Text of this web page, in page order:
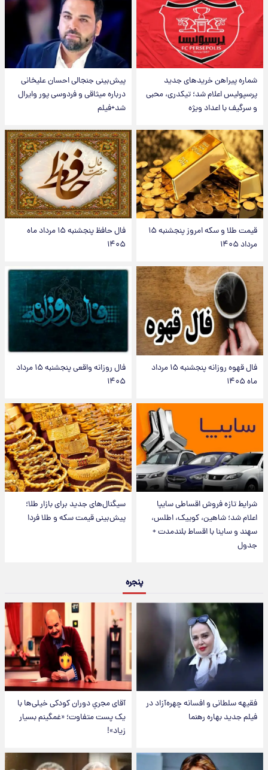
شماره پیراهن خریدهای جدید
پرسپولیس اعلام شد؛ تیکدری، محبی
و سرگیف با اعداد ویژه
پیش‌بینی جنجالی احسان علیخانی
درباره میثاقی و فردوسی پور وایرال
شد+فیلم
قیمت طلا و سکه امروز پنجشنبه ۱۵
مرداد ۱۴۰۵
فال حافظ پنجشنبه ۱۵ مرداد ماه
۱۴۰۵
فال قهوه روزانه پنجشنبه ۱۵ مرداد
ماه ۱۴۰۵
فال روزانه واقعی پنجشنبه ۱۵ مرداد
۱۴۰۵
شرایط تازه فروش اقساطی سایپا
اعلام شد؛ شاهین، کوییک، اطلس،
سهند و ساینا با اقساط بلندمدت +
جدول
سیگنال‌های جدید برای بازار طلا؛
پیش‌بینی قیمت سکه و طلا فردا
پنجره
فقیهه سلطانی و افسانه چهره‌آزاد در
فیلم جدید بهاره رهنما
آقای مجریِ دوران کودکی خیلی‌ها با
یک پست متفاوت؛ «غمگینم بسیار
زیاد»!